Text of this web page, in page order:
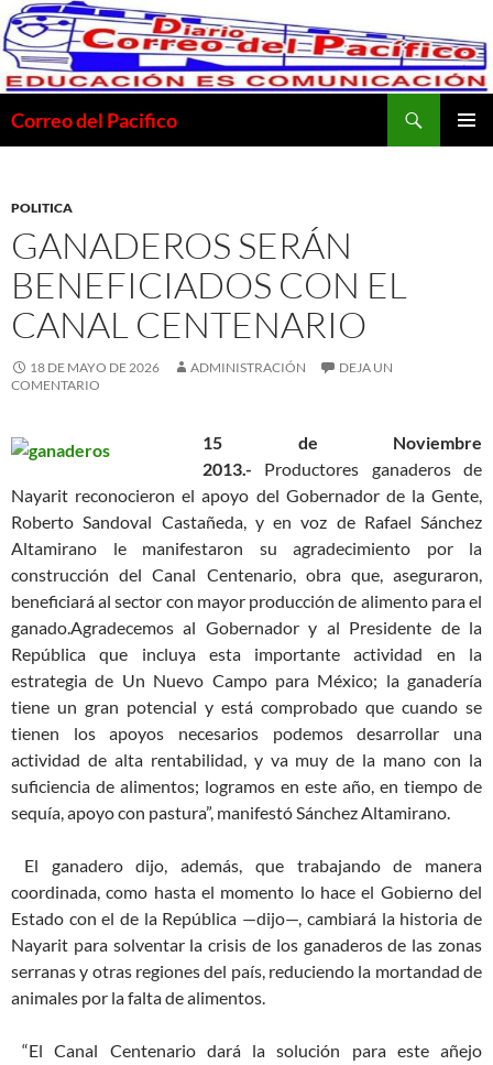
Saltar
al
contenido
Correo del Pacifico
POLITICA
GANADEROS SERÁN
BENEFICIADOS CON EL
CANAL CENTENARIO
18 DE MAYO DE 2026 ADMINISTRACIÓN
DEJA UN
COMENTARIO
15 de Noviembre
2013.- Productores ganaderos de
Nayarit reconocieron el apoyo del Gobernador de la Gente,
Roberto Sandoval Castañeda, y en voz de Rafael Sánchez
Altamirano le manifestaron su agradecimiento por la
construcción del Canal Centenario, obra que, aseguraron,
beneficiará al sector con mayor producción de alimento para el
ganado.Agradecemos al Gobernador y al Presidente de la
República que incluya esta importante actividad en la
estrategia de Un Nuevo Campo para México; la ganadería
tiene un gran potencial y está comprobado que cuando se
tienen los apoyos necesarios podemos desarrollar una
actividad de alta rentabilidad, y va muy de la mano con la
suficiencia de alimentos; logramos en este año, en tiempo de
sequía, apoyo con pastura”, manifestó Sánchez Altamirano.
El ganadero dijo, además, que trabajando de manera
coordinada, como hasta el momento lo hace el Gobierno del
Estado con el de la República —dijo—, cambiará la historia de
Nayarit para solventar la crisis de los ganaderos de las zonas
serranas y otras regiones del país, reduciendo la mortandad de
animales por la falta de alimentos.
“El Canal Centenario dará la solución para este añejo